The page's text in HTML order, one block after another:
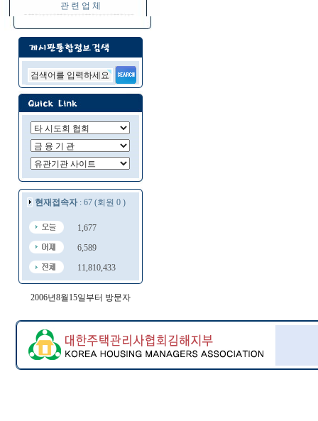
관 련 업 체
현재접속자: 67 (회원 0 )
1,677
6,589
11,810,433
2006년8월15일부터 방문자